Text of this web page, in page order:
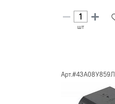
шт
Арт.#43А08У859Л